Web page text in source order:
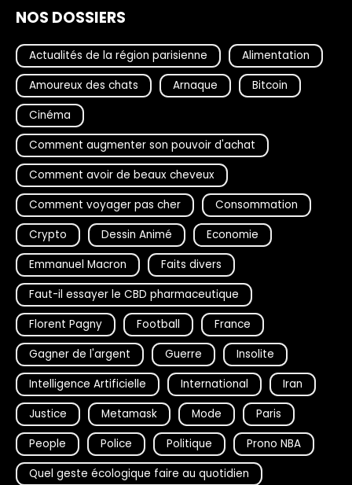
NOS DOSSIERS
Actualités de la région parisienne
Alimentation
Amoureux des chats
Arnaque
Bitcoin
Cinéma
Comment augmenter son pouvoir d'achat
Comment avoir de beaux cheveux
Comment voyager pas cher
Consommation
Crypto
Dessin Animé
Economie
Emmanuel Macron
Faits divers
Faut-il essayer le CBD pharmaceutique
Florent Pagny
Football
France
Gagner de l'argent
Guerre
Insolite
Intelligence Artificielle
International
Iran
Justice
Metamask Mode
Paris
People
Police Politique
Prono NBA
Quel geste écologique faire au quotidien